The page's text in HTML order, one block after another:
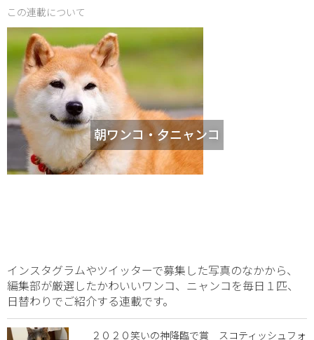
この連載について
朝ワンコ・夕ニャンコ
インスタグラムやツイッターで募集した写真のなかから、
編集部が厳選したかわいいワンコ、ニャンコを毎日１匹、
日替わりでご紹介する連載です。
２０２０笑いの神降臨で賞 スコティッシュフォ